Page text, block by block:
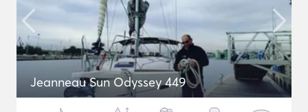
Jeanneau Sun Odyssey 449